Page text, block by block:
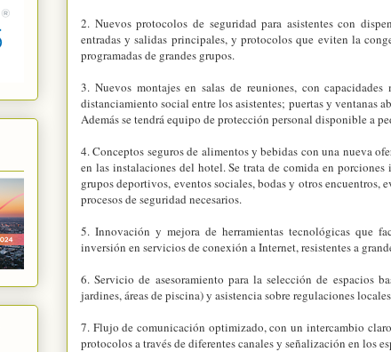
2. Nuevos protocolos de seguridad para asistentes con
entradas y salidas principales, y protocolos que eviten la
programadas de grandes grupos.
3. Nuevos montajes en salas de reuniones, con
distanciamiento social entre los asistentes; puertas y ventanas
Además se tendrá equipo de protección personal disponible a
4. Conceptos seguros de alimentos y bebidas con una nueva
en las instalaciones del hotel. Se trata de comida en
grupos deportivos, eventos sociales, bodas y otros
procesos de seguridad necesarios.
5. Innovación y mejora de herramientas tecnológicas que
inversión en servicios de conexión a Internet, resistentes a
6. Servicio de asesoramiento para la selección de espacios
jardines, áreas de piscina) y asistencia sobre regulaciones
7. Flujo de comunicación optimizado, con un intercambio
protocolos a través de diferentes canales y señalización en los